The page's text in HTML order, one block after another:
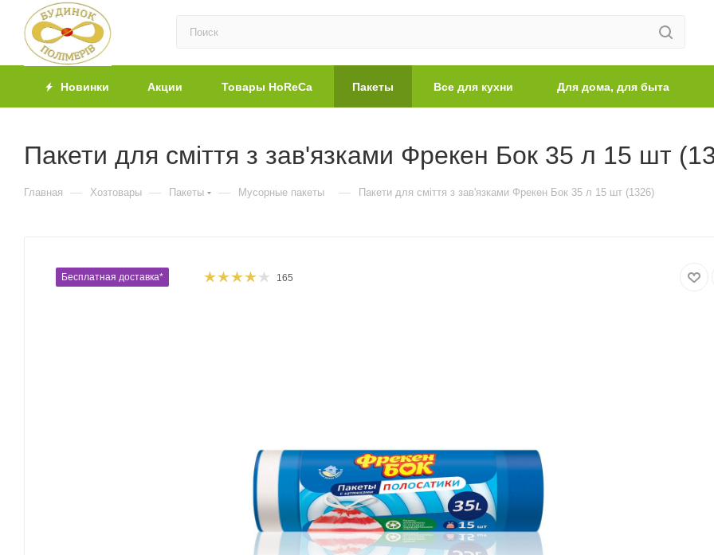
Новинки Акции Товары HoReCa Пакеты Все для кухни Для дома, для быта
Пакети для сміття з зав'язками Фрекен Бок 35 л 15 шт
Главная — Хозтовары — Пакеты — Мусорные пакеты — Пакети для сміття з зав'язками Фрекен Бок 35 л 15 шт (1326)
Бесплатная доставка* 165